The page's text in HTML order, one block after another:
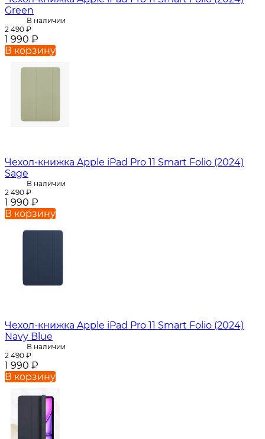
Green
В наличии
2 490 ₽
1 990 ₽
В корзину
Чехол-книжка Apple iPad Pro 11 Smart Folio (2024)
Sage
В наличии
2 490 ₽
1 990 ₽
В корзину
Чехол-книжка Apple iPad Pro 11 Smart Folio (2024)
Navy Blue
В наличии
2 490 ₽
1 990 ₽
В корзину